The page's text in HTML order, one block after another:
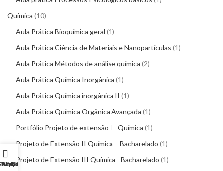
Química 10
Aula Prática Bioquímica geral 1
Aula Prática Ciência de Materiais e Nanopartículas 1
Aula Prática Métodos de análise química 2
Aula Prática Química Inorgânica 1
Aula Prática Química inorgânica II 1
Aula Prática Química Orgânica Avançada 1
Portfólio Projeto de extensão I - Química 1
Projeto de Extensão II Química – Bacharelado 1
Projeto de Extensão III Química - Bacharelado 1
Filters
Wishlist
Cart
My account